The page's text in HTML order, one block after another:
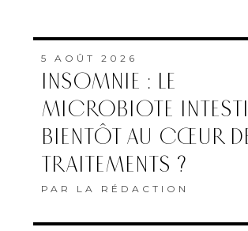
5 AOÛT 2026
INSOMNIE : LE
MICROBIOTE
BIENTÔT AU CŒUR
TRAITEMENTS ?
PAR LA RÉDACTION